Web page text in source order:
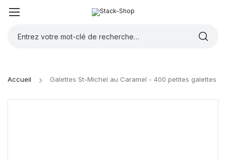
Accueil Galettes St-Michel au Caramel - 400 petites galettes